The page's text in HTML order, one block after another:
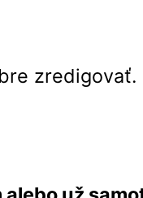
zredigovať.